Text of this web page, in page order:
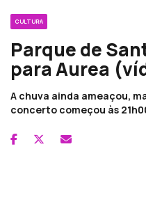
CULTURA
Parque de
para Aurea
A chuva ainda ameaçou,
concerto começou às